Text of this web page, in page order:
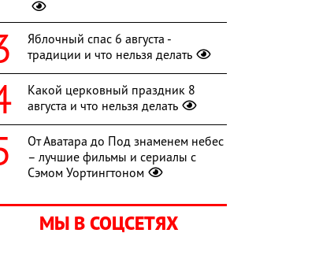
Яблочный спас 6 августа -
традиции и что нельзя делать
Какой церковный праздник 8
августа и что нельзя делать
От Аватара до Под знаменем небес
– лучшие фильмы и сериалы с
Сэмом Уортингтоном
МЫ В СОЦСЕТЯХ